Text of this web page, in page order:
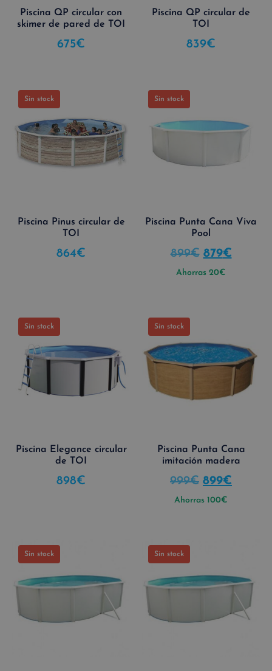
Piscina QP circular con
skimer de pared de TOI
675€
Piscina QP circular de
TOI
839€
Sin stock
Piscina Pinus circular de
TOI
864€
Sin stock
Piscina Punta Cana Viva
Pool
899€ 879€
Ahorras 20€
Sin stock
Piscina Elegance circular
de TOI
898€
Sin stock
Piscina Punta Cana
imitación madera
999€ 899€
Ahorras 100€
Sin stock Sin stock